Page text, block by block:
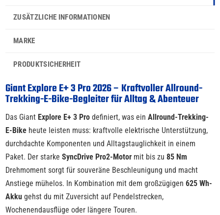
ZUSÄTZLICHE INFORMATIONEN
MARKE
PRODUKTSICHERHEIT
Giant Explore E+ 3 Pro 2026 – Kraftvoller Allround-
Trekking-E-Bike-Begleiter für Alltag & Abenteuer
Das Giant Explore E+ 3 Prodefiniert, was einAllround-Trekking-
E-Bike heute leisten muss: kraftvolle elektrische Unterstützung,
durchdachte Komponenten und Alltagstauglichkeit in einem
Paket. Der starkeSyncDrive Pro2-Motor mit bis zu85 Nm
Drehmoment sorgt für souveräne Beschleunigung und macht
Anstiege mühelos. In Kombination mit dem großzügigen625 Wh-
Akkugehst du mit Zuversicht auf Pendelstrecken,
Wochenendausflüge oder längere Touren.